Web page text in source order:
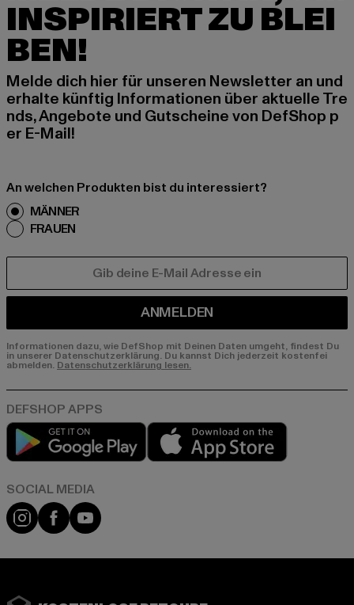
INSPIRIERT ZU BLEI
BEN!
Melde dich hier für unseren Newsletter an und
erhalte künftig Informationen über aktuelle Tre
nds, Angebote und Gutscheine von DefShop p
er E-Mail!
An welchen Produkten bist du interessiert?
MÄNNER
FRAUEN
ANMELDEN
Informationen dazu, wie DefShop mit Deinen Daten umgeht, findest Du
in unserer Datenschutzerklärung. Du kannst Dich jederzeit kostenfei
abmelden. Datenschutzerklärung lesen.
Play market
Instagram
FacebookYouTube